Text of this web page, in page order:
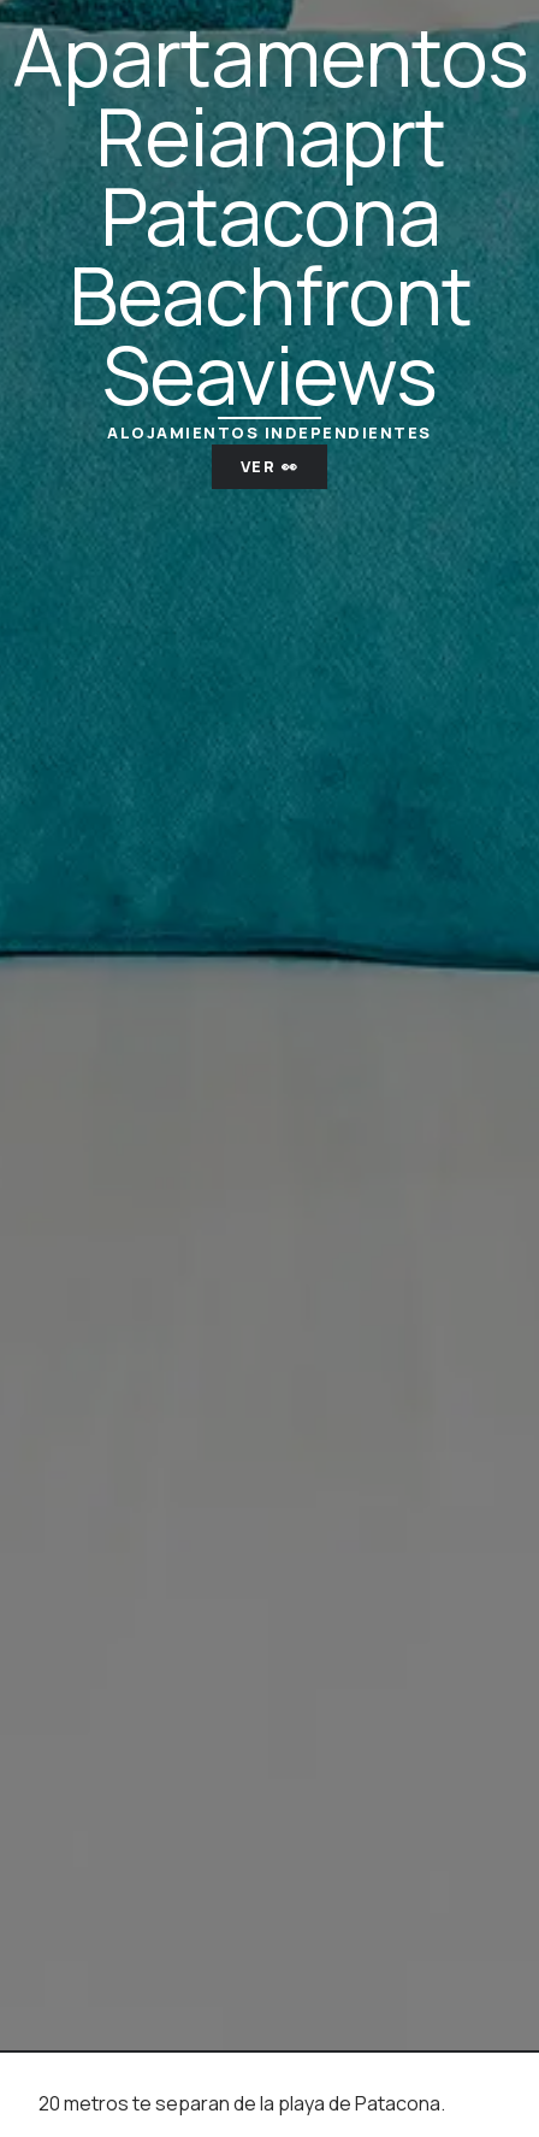
Apartamentos
Reianaprt
Patacona
Beachfront
Seaviews
ALOJAMIENTOS INDEPENDIENTES
VER 👀
20 metros te separan de la playa de Patacona.